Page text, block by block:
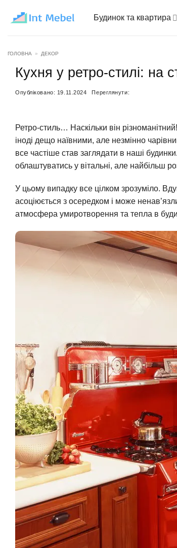
Будинок та квартира
ГОЛОВНА » ДЕКОР
Кухня у ретро-стилі: на
Опубліковано: 19.11.2024 Переглянути:
Ретро-стиль… Наскільки він
іноді дещо наївними, але незмінно
все частіше став заглядати в наші
облаштуватись у вітальні, але найбільш
У цьому випадку все цілком зрозуміло.
асоціюється з осередком і може
атмосфера умиротворення та тепла в